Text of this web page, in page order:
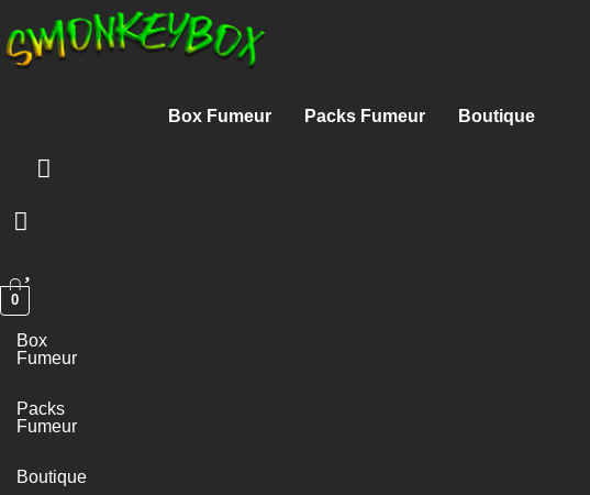
Box Fumeur Packs Fumeur Boutique
0
Box
Fumeur
Packs
Fumeur
Boutique